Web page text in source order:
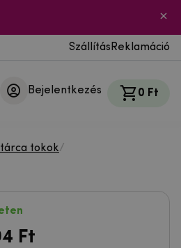
Szállítás Reklamáció
Bejelentkezés 0 Ft
tokok/
Ft